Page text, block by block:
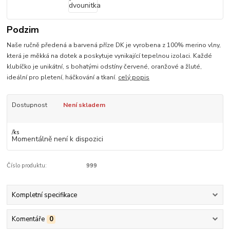
Podzim
Naše ručně předená a barvená příze DK je vyrobena z 100% merino vlny,
která je měkká na dotek a poskytuje vynikající tepelnou izolaci. Každé
klubíčko je unikátní, s bohatými odstíny červené, oranžové a žluté,
ideální pro pletení, háčkování a tkaní. celý popis
Dostupnost Není skladem
/ks
Momentálně není k dispozici
Číslo produktu: 999
Kompletní specifikace
Komentáře 0